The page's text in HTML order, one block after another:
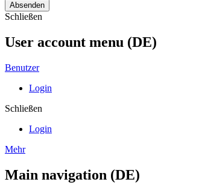
Absenden
Schließen
User account menu (DE)
Benutzer
Login
Schließen
Login
Mehr
Main navigation (DE)